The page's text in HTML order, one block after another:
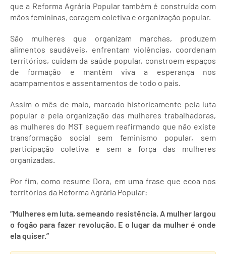
que a Reforma Agrária Popular também é construída com
mãos femininas, coragem coletiva e organização popular.
São mulheres que organizam marchas, produzem
alimentos saudáveis, enfrentam violências, coordenam
territórios, cuidam da saúde popular, constroem espaços
de formação e mantêm viva a esperança nos
acampamentos e assentamentos de todo o país.
Assim o mês de maio, marcado historicamente pela luta
popular e pela organização das mulheres trabalhadoras,
as mulheres do MST seguem reafirmando que não existe
transformação social sem feminismo popular, sem
participação coletiva e sem a força das mulheres
organizadas.
Por fim, como resume Dora, em uma frase que ecoa nos
territórios da Reforma Agrária Popular:
“Mulheres em luta, semeando resistência. A mulher largou
o fogão para fazer revolução. E o lugar da mulher é onde
ela quiser.”